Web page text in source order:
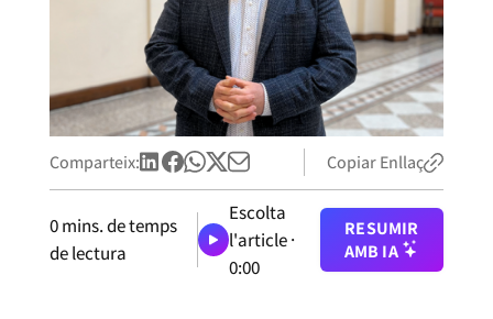
Comparteix: Copiar Enllaç
0mins. de temps
de lectura
Escolta
l'article ·
0:00
RESUMIR
AMB IA